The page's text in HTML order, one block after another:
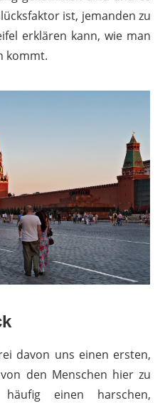
ist, jemanden zu
erklären kann, wie man
kommt.
davon uns einen ersten,
den Menschen hier zu
einen harschen,